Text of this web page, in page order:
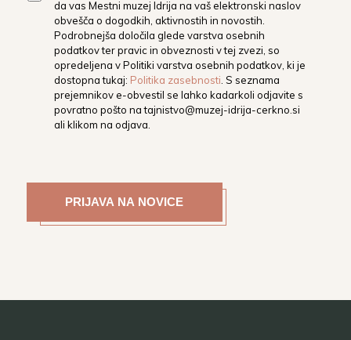
da vas Mestni muzej Idrija na vaš elektronski naslov
obvešča o dogodkih, aktivnostih in novostih.
Podrobnejša določila glede varstva osebnih
podatkov ter pravic in obveznosti v tej zvezi, so
opredeljena v Politiki varstva osebnih podatkov, ki je
dostopna tukaj: Politika zasebnosti . S seznama
prejemnikov e-obvestil se lahko kadarkoli odjavite s
povratno pošto natajnistvo@muzej-idrija-cerkno.si
ali klikom na odjava.